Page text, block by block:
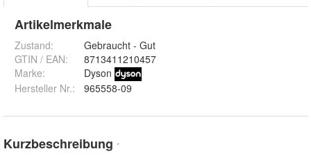
Artikelmerkmale
Zustand:
Gebraucht - Gut
GTIN / EAN:
8713411210457
Marke:
Dyson
Hersteller Nr.:
965558-09
Kurzbeschreibung *